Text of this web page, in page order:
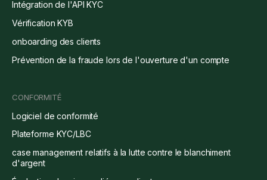
Intégration de l'API KYC
Vérification KYB
onboarding des clients
Prévention de la fraude lors de l'ouverture d'un compte
CONFORMITÉ
Logiciel de conformité
Plateforme KYC/LBC
case management relatifs à la lutte contre le blanchiment
d'argent